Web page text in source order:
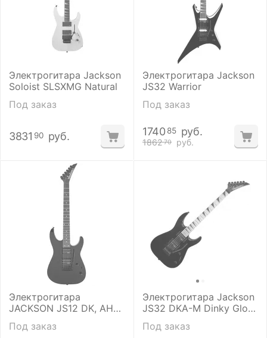
Электрогитара Jackson
Soloist SLSXMG Natural
Под заказ
3831 90 руб.
Электрогитара Jackson
JS32 Warrior
Под заказ
1862 70 руб.
1740 85 руб.
Электрогитара
JACKSON JS12 DK, AH
Под заказ
Электрогитара Jackson
JS32 DKA-M Dinky Gloss
Под заказ